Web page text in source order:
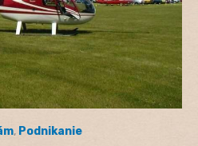
, Podnikanie